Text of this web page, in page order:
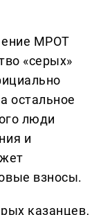
МРОТ
«серых»
остальное
люди
и
взносы.
казанцев,